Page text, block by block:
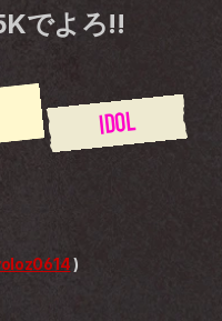
でよろ!!
IDOL
)